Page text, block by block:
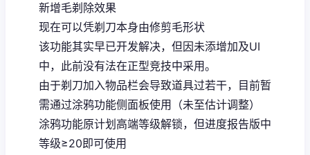
新增毛剃除效果
现在可以凭剃刀本身由修剪毛形状
该功能其实早已开发解决，但因未添增加及UI
中，此前没有法在正型竞技中采用。
由于剃刀加入物品栏会导致道具过若干，目前暂
需通过涂鸦功能侧面板使用（未至估计调整）
涂鸦功能原计划高端等级解锁，但进度报告版中
等级≥20即可使用